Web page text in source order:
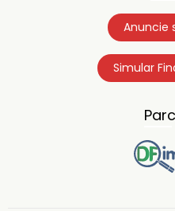
Anuncie
Simular